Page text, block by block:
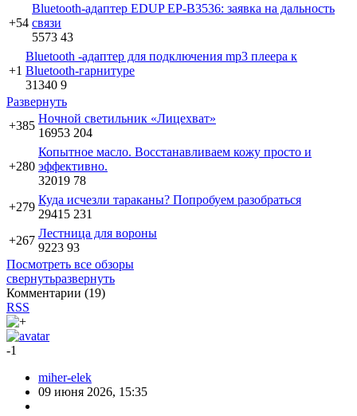
+54
Bluetooth-адаптер EDUP EP-B3536: заявка на дальность
связи
5573 43
+1
Bluetooth -адаптер для подключения mp3 плеера к
Bluetooth-гарнитуре
31340 9
Развернуть
+385
Ночной светильник «Лицехват»
16953 204
+280
Копытное масло. Восстанавливаем кожу просто и
эффективно.
32019 78
+279
Куда исчезли тараканы? Попробуем разобраться
29415 231
+267
Лестница для вороны
9223 93
Посмотреть все обзоры
свернутьразвернуть
Комментарии (19)
RSS
-1
miher-elek
09 июня 2026, 15:35